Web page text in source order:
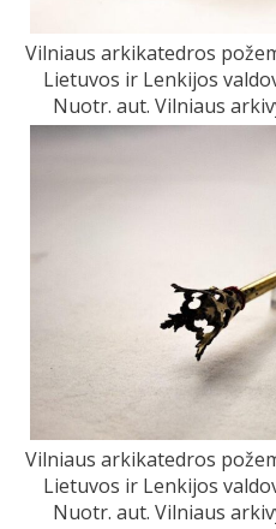
Vilniaus arkikatedros
Lietuvos ir Lenkijos
Nuotr. aut. Vilniaus
Vilniaus arkikatedros
Lietuvos ir Lenkijos
Nuotr. aut. Vilniaus